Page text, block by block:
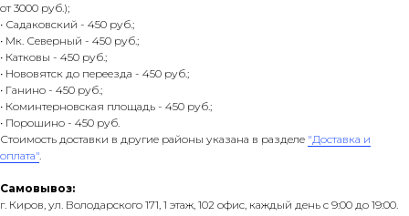
от 3000 руб.);
• Садаковский - 450 руб.;
• Мк. Северный - 450 руб.;
• Катковы - 450 руб.;
• Нововятск до переезда - 450 руб.;
• Ганино - 450 руб.;
• Коминтерновская площадь - 450 руб.;
• Порошино - 450 руб.
Стоимость доставки в другие районы указана в разделе "Доставка и
оплата".
Самовывоз:
г. Киров, ул. Володарского 171, 1 этаж, 102 офис, каждый день с 9:00 до 19:00.